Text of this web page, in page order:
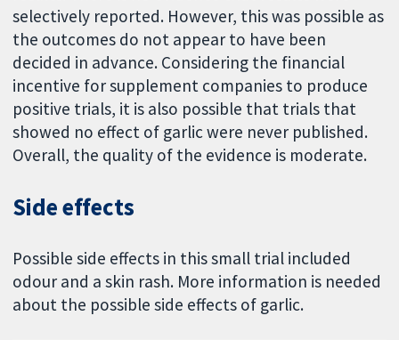
selectively reported. However, this was possible as
the outcomes do not appear to have been
decided in advance. Considering the financial
incentive for supplement companies to produce
positive trials, it is also possible that trials that
showed no effect of garlic were never published.
Overall, the quality of the evidence is moderate.
Side effects
Possible side effects in this small trial included
odour and a skin rash. More information is needed
about the possible side effects of garlic.